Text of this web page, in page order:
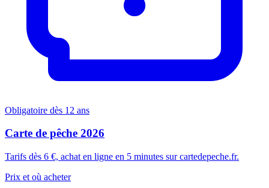
Obligatoire dès 12 ans
Carte de pêche 2026
Tarifs dès 6 €, achat en ligne en 5 minutes sur cartedepeche.fr.
Prix et où acheter